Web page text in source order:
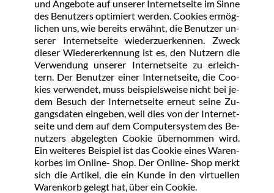
und An­ge­bo­te auf un­se­rer In­ter­net­sei­te im Sin­ne
des Be­nut­zers op­ti­miert wer­den. Coo­kies er­mög­
li­chen uns, wie be­reits er­wähnt, die Be­nut­zer un­
se­rer In­ter­net­sei­te wie­der­zu­er­ken­nen. Zweck
die­ser Wie­der­er­ken­nung ist es, den Nut­zern die
Ver­wen­dung un­se­rer In­ter­net­sei­te zu er­leich­
tern. Der Be­nut­zer ei­ner In­ter­net­sei­te, die Coo­
kies ver­wen­det, muss bei­spiels­wei­se nicht bei je­
dem Be­such der In­ter­net­sei­te er­neut sei­ne Zu­
gangs­da­ten ein­ge­ben, weil dies von der In­ter­net­
sei­te und dem auf dem Com­pu­ter­sys­tem des Be­
nut­zers ab­ge­leg­ten Coo­kie über­nom­men wird.
Ein wei­te­res Bei­spiel ist das Coo­kie ei­nes Wa­ren­
kor­bes im On­line- Shop. Der On­line- Shop merkt
sich die Ar­ti­kel, die ein Kun­de in den vir­tu­el­len
Wa­ren­korb ge­legt hat, über ein Coo­kie.